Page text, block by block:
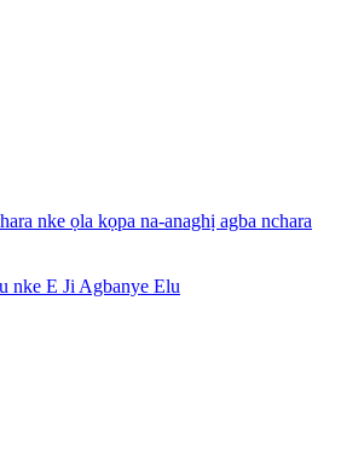
nke ọla kọpa na-anaghị agba nchara
nke E Ji Agbanye Elu